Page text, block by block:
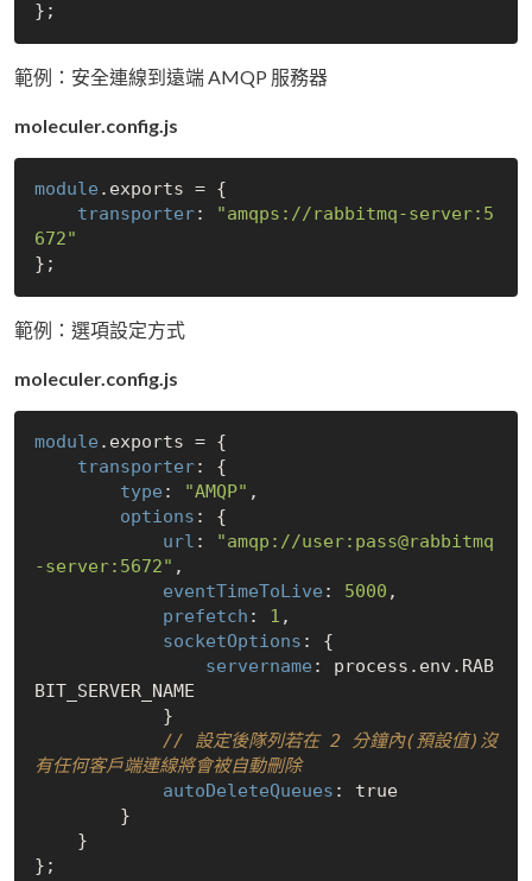
範例：安全連線到遠端 AMQP 服務器
moleculer.config.js
module .exports = {
transporter:
"amqps://rabbitmq-server:5
672"
範例：選項設定方式
moleculer.config.js
module .exports = {
transporter: {
type : "AMQP" ,
options : {
url :
"amqp://user:pass@rabbitmq
-server:5672" ,
eventTimeToLive : 5000 ,
prefetch : 1 ,
socketOptions : {
servername : process.env.RAB
BIT_SERVER_NAME
// 設定後隊列若在 2 分鐘內(預設值)沒
有任何客戶端連線將會被自動刪除
autoDeleteQueues : true